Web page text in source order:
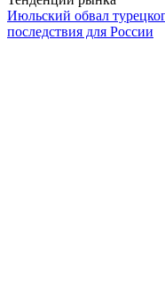
Июльский обвал
последствия для России